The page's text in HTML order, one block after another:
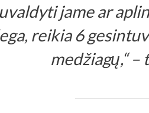
jame ar
reikia 6
medžiagų,“ –